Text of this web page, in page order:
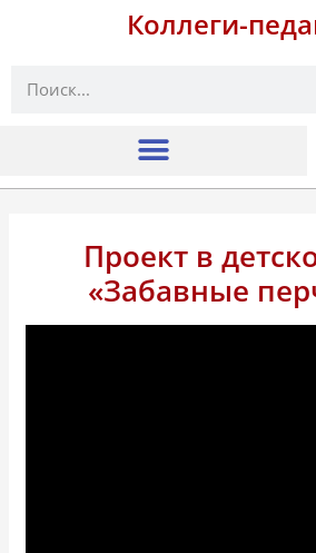
Коллеги-
Поиск
Проект в
«Забавные